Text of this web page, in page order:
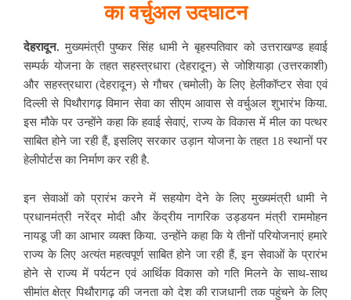
का वर्चुअल उदघाटन
देहरादून. मुख्यमंत्री पुष्कर सिंह धामी ने बृहस्पतिवार को उत्तराखण्ड हवाई
सम्पर्क योजना के तहत सहस्त्रधारा (देहरादून) से जोशियाड़ा (उत्तरकाशी)
और सहस्त्रधारा (देहरादून) से गौचर (चमोली) के लिए हेलीकॉप्टर सेवा एवं
दिल्ली से पिथौरागढ़ विमान सेवा का सीएम आवास से वर्चुअल शुभारंभ किया.
इस मौके पर उन्होंने कहा कि हवाई सेवाएं, राज्य के विकास में मील का पत्थर
साबित होने जा रही हैं, इसलिए सरकार उड़ान योजना के तहत 18 स्थानों पर
हेलीपोर्टस का निर्माण कर रही है.
इन सेवाओं को प्रारंभ करने में सहयोग देने के लिए मुख्यमंत्री धामी ने
प्रधानमंत्री नरेंद्र मोदी और केंद्रीय नागरिक उड्डयन मंत्री राममोहन
नायडू जी का आभार व्यक्त किया. उन्होंने कहा कि ये तीनों परियोजनाएं हमारे
राज्य के लिए अत्यंत महत्वपूर्ण साबित होने जा रही हैं, इन सेवाओं के प्रारंभ
होने से राज्य में पर्यटन एवं आर्थिक विकास को गति मिलने के साथ-साथ
सीमांत क्षेत्र पिथौरागढ़ की जनता को देश की राजधानी तक पहुंचने के लिए